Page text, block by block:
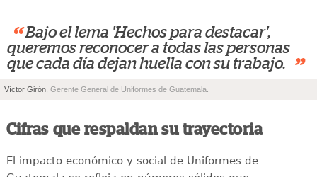
“ Bajo el lema 'Hechos para destacar',
queremos reconocer a todas las personas
que cada día dejan huella con su trabajo.
”
Víctor Girón, Gerente General de Uniformes de Guatemala.
Cifras que respaldan su trayectoria
El impacto económico y social de Uniformes de